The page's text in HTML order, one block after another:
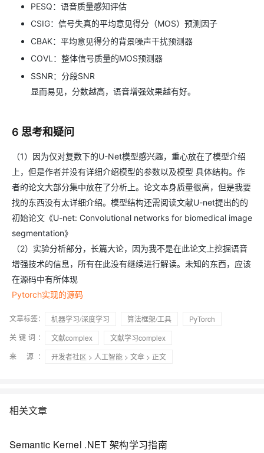
PESQ：语音质量感知评估
CSIG：信号失真的平均意见得分（MOS）预测因子
CBAK：平均意见得分的背景噪声干扰预测器
COVL：整体信号质量的MOS预测器
SSNR：分段SNR
显而易见，分数越高，语音增强效果越有好。
6 思考和疑问
（1）因为仅对复数下的U-Net模型感兴趣，重心放在了模型介绍
上，但是作者并没有详细介绍模型的参数以及模型 具体结构。作
者的论文大部分集中放在了分析上。论文本身质量很高，但是我要
找的东西没有太详细介绍。模型结构还需阅读文献U-net提出的的
初始论文《U-net: Convolutional networks for biomedical image
segmentation》
（2）实验分析部分，长篇大论，因为我不是在此论文上挖掘语音
增强技术的信息，所有在此没有继续进行解读。未知的东西，应该
在源码中有所体现
Pytorch实现的源码
文章标签： 机器学习/深度学习 算法框架/工具
PyTorch
关键词：
文献complex
文献学习complex
来 源：
开发者社区 > 人工智能 > 文章 > 正文
相关文章
Semantic Kernel .NET 架构学习指南